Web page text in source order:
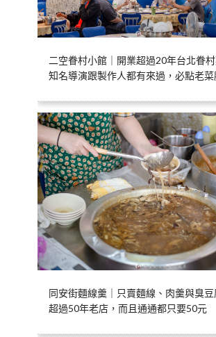
二空眷村小館｜開業超過20年台北眷
知名導演跟製作人都有來過，必點老
同安街麵線羹｜只賣麵線、肉羹與臭
超過50年老店，而且通通都只要50元